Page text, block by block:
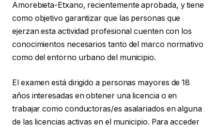
Amorebieta-Etxano, recientemente aprobada, y tiene
como objetivo garantizar que las personas que
ejerzan esta actividad profesional cuenten con los
conocimientos necesarios tanto del marco normativo
como del entorno urbano del municipio.
El examen está dirigido a personas mayores de 18
años interesadas en obtener una licencia o en
trabajar como conductoras/es asalariados en alguna
de las licencias activas en el municipio. Para acceder